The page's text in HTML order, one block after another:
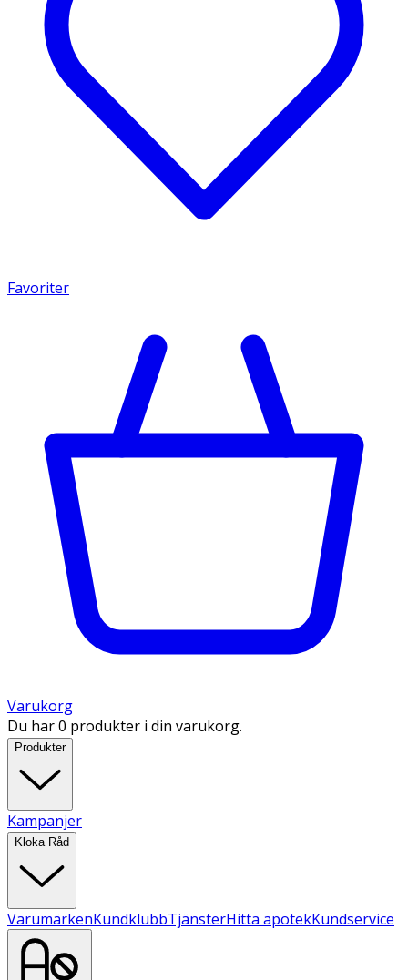
Favoriter
Varukorg
Du har 0 produkter i din varukorg.
Produkter
Kampanjer
Kloka Råd
VarumärkenKundklubbTjänsterHitta apotekKundservice